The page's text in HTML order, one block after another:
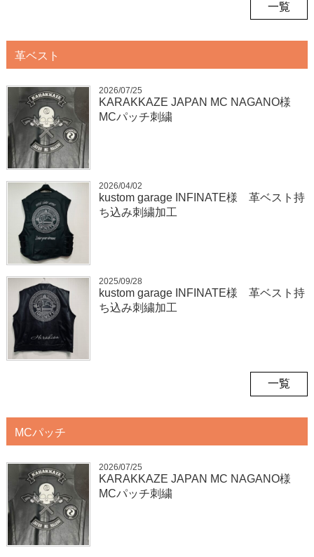
一覧
革ベスト
2026/07/25
KARAKKAZE JAPAN MC NAGANO様
MCパッチ刺繍
2026/04/02
kustom garage INFINATE様 革ベスト持
ち込み刺繍加工
2025/09/28
kustom garage INFINATE様 革ベスト持
ち込み刺繍加工
一覧
MCパッチ
2026/07/25
KARAKKAZE JAPAN MC NAGANO様
MCパッチ刺繍